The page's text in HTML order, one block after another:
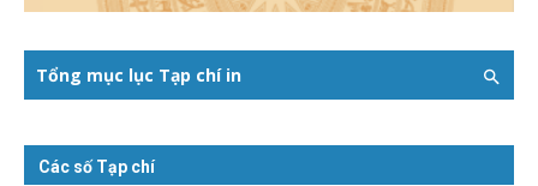
Tổng mục lục Tạp chí in
Các số Tạp chí